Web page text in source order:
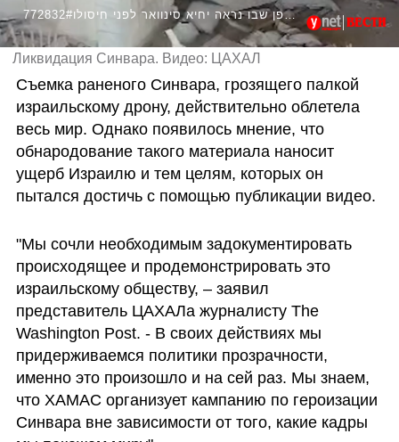
772832#תיעוד רחפן שבו נראה יחיא סינוואר לפני חיסולו
Ликвидация Синвара. Видео: ЦАХАЛ
Съемка раненого Синвара, грозящего палкой
израильскому дрону, действительно облетела
весь мир. Однако появилось мнение, что
обнародование такого материала наносит
ущерб Израилю и тем целям, которых он
пытался достичь с помощью публикации видео.
"Мы сочли необходимым задокументировать
происходящее и продемонстрировать это
израильскому обществу, – заявил
представитель ЦАХАЛа журналисту The
Washington Post. - В своих действиях мы
придерживаемся политики прозрачности,
именно это произошло и на сей раз. Мы знаем,
что ХАМАС организует кампанию по героизации
Синвара вне зависимости от того, какие кадры